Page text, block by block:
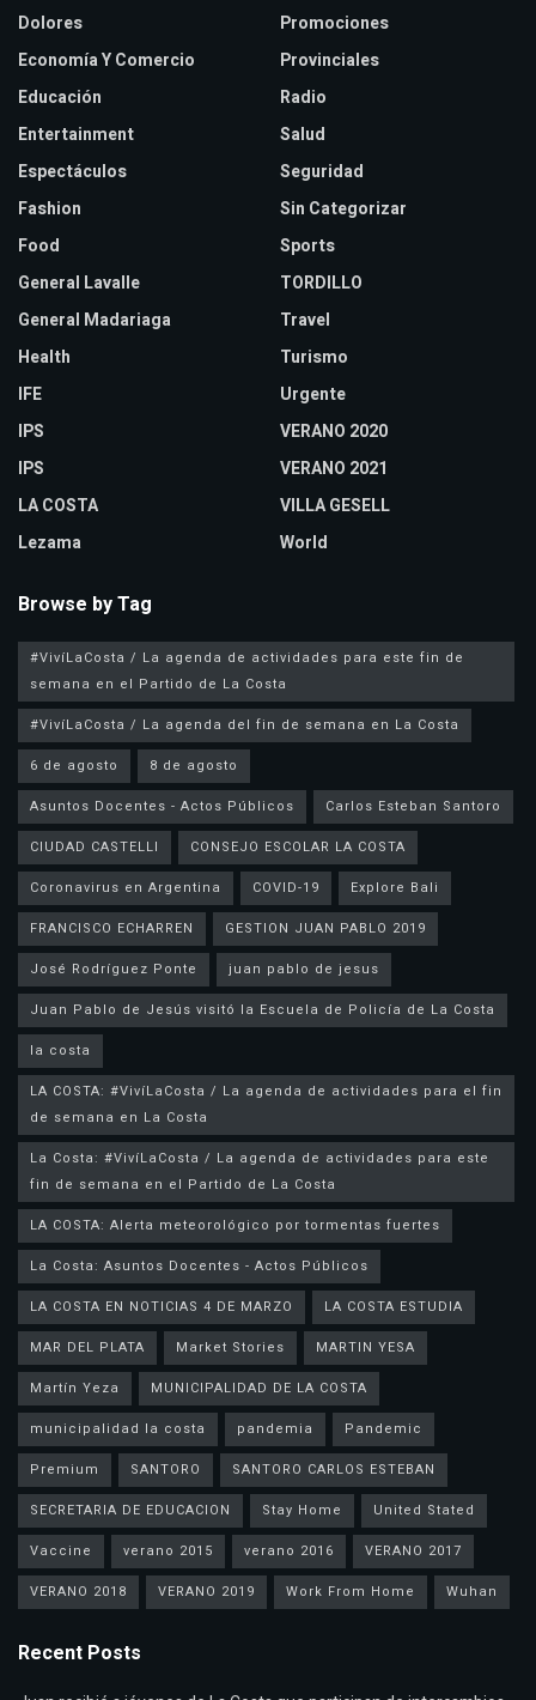
Dolores
Economía Y Comercio
Educación
Entertainment
Espectáculos
Fashion
Food
General Lavalle
General Madariaga
Health
IFE
IPS
IPS
LA COSTA
Lezama
Promociones
Provinciales
Radio
Salud
Seguridad
Sin Categorizar
Sports
TORDILLO
Travel
Turismo
Urgente
VERANO 2020
VERANO 2021
VILLA GESELL
World
Browse by Tag
#VivíLaCosta / La agenda de actividades para este fin de
semana en el Partido de La Costa
#VivíLaCosta / La agenda del fin de semana en La Costa
6 de agosto
8 de agosto
Asuntos Docentes - Actos Públicos
Carlos Esteban Santoro
CIUDAD CASTELLI
CONSEJO ESCOLAR LA COSTA
Coronavirus en Argentina
COVID-19
Explore Bali
FRANCISCO ECHARREN
GESTION JUAN PABLO 2019
José Rodríguez Ponte
juan pablo de jesus
la costa
LA COSTA: #VivíLaCosta / La agenda de actividades para el fin
de semana en La Costa
La Costa: #VivíLaCosta / La agenda de actividades para este
fin de semana en el Partido de La Costa
LA COSTA: Alerta meteorológico por tormentas fuertes
La Costa: Asuntos Docentes - Actos Públicos
LA COSTA EN NOTICIAS 4 DE MARZO
LA COSTA ESTUDIA
MAR DEL PLATA
Market Stories
MARTIN YESA
Martín Yeza
MUNICIPALIDAD DE LA COSTA
municipalidad la costa
pandemia
Pandemic
Premium
SANTORO
SANTORO CARLOS ESTEBAN
SECRETARIA DE EDUCACION
Stay Home
United Stated
Vaccine
verano 2015 verano 2016
VERANO 2017
VERANO 2018
VERANO 2019 Work From Home Wuhan
Recent Posts